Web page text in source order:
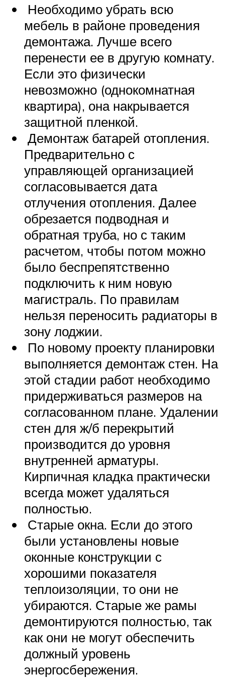
Необходимо убрать всю
мебель в районе проведения
демонтажа. Лучше всего
перенести ее в другую комнату.
Если это физически
невозможно (однокомнатная
квартира), она накрывается
защитной пленкой.
Демонтаж батарей отопления.
Предварительно с
управляющей организацией
согласовывается дата
отлучения отопления. Далее
обрезается подводная и
обратная труба, но с таким
расчетом, чтобы потом можно
было беспрепятственно
подключить к ним новую
магистраль. По правилам
нельзя переносить радиаторы в
зону лоджии.
По новому проекту планировки
выполняется демонтаж стен. На
этой стадии работ необходимо
придерживаться размеров на
согласованном плане. Удалении
стен для ж/б перекрытий
производится до уровня
внутренней арматуры.
Кирпичная кладка практически
всегда может удаляться
полностью.
Старые окна. Если до этого
были установлены новые
оконные конструкции с
хорошими показателя
теплоизоляции, то они не
убираются. Старые же рамы
демонтируются полностью, так
как они не могут обеспечить
должный уровень
энергосбережения.